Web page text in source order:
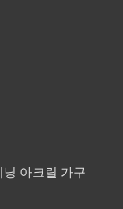
아크릴 가구